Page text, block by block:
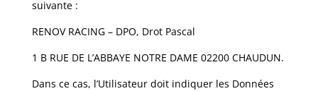
suivante :
RENOV RACING – DPO, Drot Pascal
1 B RUE DE L’ABBAYE NOTRE DAME 02200 CHAUDUN.
Dans ce cas, l’Utilisateur doit indiquer les Données